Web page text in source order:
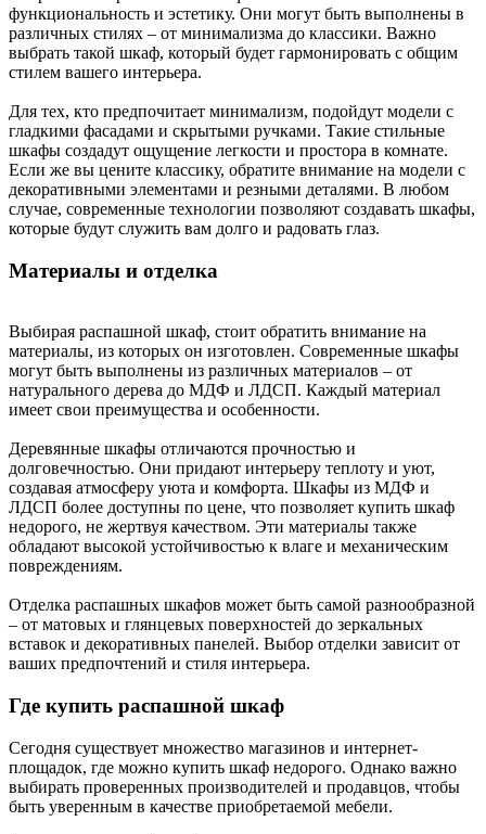
функциональность и эстетику. Они могут быть выполнены в
различных стилях – от минимализма до классики. Важно
выбрать такой шкаф, который будет гармонировать с общим
стилем вашего интерьера.
Для тех, кто предпочитает минимализм, подойдут модели с
гладкими фасадами и скрытыми ручками. Такие стильные
шкафы создадут ощущение легкости и простора в комнате.
Если же вы цените классику, обратите внимание на модели с
декоративными элементами и резными деталями. В любом
случае, современные технологии позволяют создавать шкафы,
которые будут служить вам долго и радовать глаз.
Материалы и отделка
Выбирая распашной шкаф, стоит обратить внимание на
материалы, из которых он изготовлен. Современные шкафы
могут быть выполнены из различных материалов – от
натурального дерева до МДФ и ЛДСП. Каждый материал
имеет свои преимущества и особенности.
Деревянные шкафы отличаются прочностью и
долговечностью. Они придают интерьеру теплоту и уют,
создавая атмосферу уюта и комфорта. Шкафы из МДФ и
ЛДСП более доступны по цене, что позволяет купить шкаф
недорого, не жертвуя качеством. Эти материалы также
обладают высокой устойчивостью к влаге и механическим
повреждениям.
Отделка распашных шкафов может быть самой разнообразной
– от матовых и глянцевых поверхностей до зеркальных
вставок и декоративных панелей. Выбор отделки зависит от
ваших предпочтений и стиля интерьера.
Где купить распашной шкаф
Сегодня существует множество магазинов и интернет-
площадок, где можно купить шкаф недорого. Однако важно
выбирать проверенных производителей и продавцов, чтобы
быть уверенным в качестве приобретаемой мебели.